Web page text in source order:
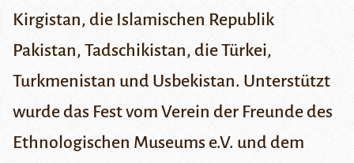
Kirgistan, die Islamischen Republik
Pakistan, Tadschikistan, die Türkei,
Turkmenistan und Usbekistan. Unterstützt
wurde das Fest vom Verein der Freunde des
Ethnologischen Museums e.V. und dem